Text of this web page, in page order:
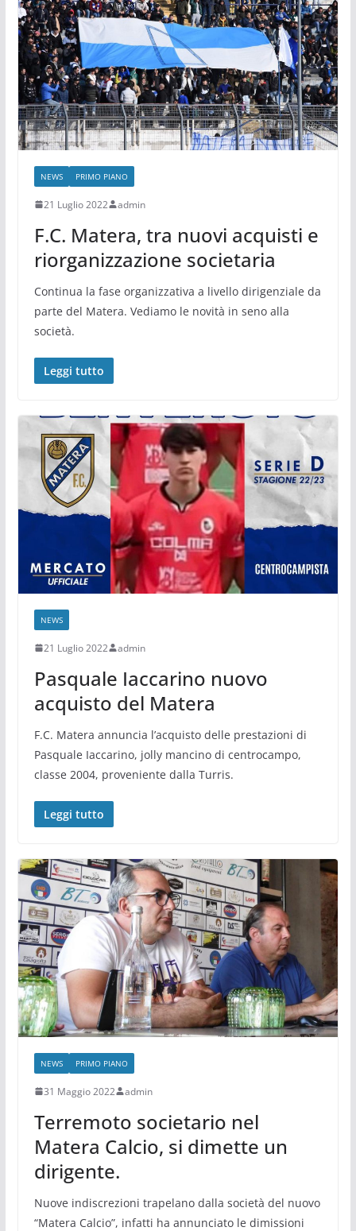
NEWS PRIMO PIANO
21 Luglio 2022 admin
F.C. Matera, tra nuovi acquisti e
riorganizzazione societaria
Continua la fase organizzativa a livello dirigenziale da
parte del Matera. Vediamo le novità in seno alla
società.
Leggi tutto
NEWS
21 Luglio 2022 admin
Pasquale Iaccarino nuovo
acquisto del Matera
F.C. Matera annuncia l’acquisto delle prestazioni di
Pasquale Iaccarino, jolly mancino di centrocampo,
classe 2004, proveniente dalla Turris.
Leggi tutto
NEWS PRIMO PIANO
31 Maggio 2022 admin
Terremoto societario nel
Matera Calcio, si dimette un
dirigente.
Nuove indiscrezioni trapelano dalla società del nuovo
“Matera Calcio”, infatti ha annunciato le dimissioni